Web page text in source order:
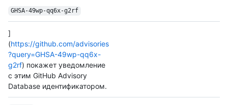
GHSA-49wp-qq6x-g2rf
]
(https://github.com/advisories
?query=GHSA-49wp-qq6x-
g2rf) покажет уведомление
с этим GitHub Advisory
Database идентификатором.